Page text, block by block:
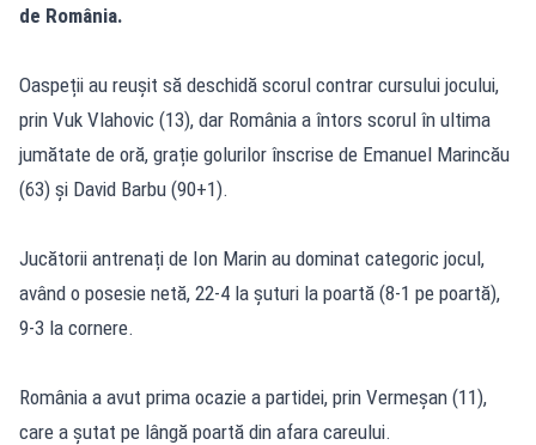
de România.
Oaspeții au reușit să deschidă scorul contrar cursului jocului,
prin Vuk Vlahovic (13), dar România a întors scorul în ultima
jumătate de oră, grație golurilor înscrise de Emanuel Marincău
(63) și David Barbu (90+1).
Jucătorii antrenați de Ion Marin au dominat categoric jocul,
având o posesie netă, 22-4 la șuturi la poartă (8-1 pe poartă),
9-3 la cornere.
România a avut prima ocazie a partidei, prin Vermeșan (11),
care a șutat pe lângă poartă din afara careului.